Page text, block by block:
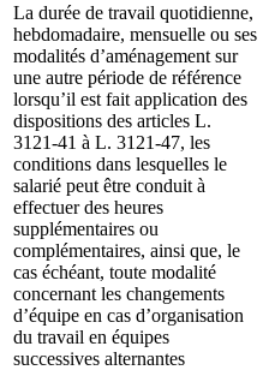
La durée de travail quotidienne,
hebdomadaire, mensuelle ou ses
modalités d’aménagement sur
une autre période de référence
lorsqu’il est fait application des
dispositions des articles L.
3121-41 à L. 3121-47, les
conditions dans lesquelles le
salarié peut être conduit à
effectuer des heures
supplémentaires ou
complémentaires, ainsi que, le
cas échéant, toute modalité
concernant les changements
d’équipe en cas d’organisation
du travail en équipes
successives alternantes